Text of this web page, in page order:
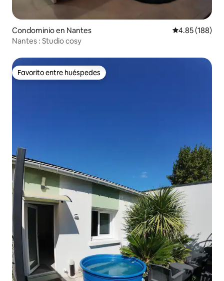
Condominio en Nantes Calificación
4.85 (188)
Nantes : Studio cosy
Favorito entre huéspedes
Favorito entre huéspedes